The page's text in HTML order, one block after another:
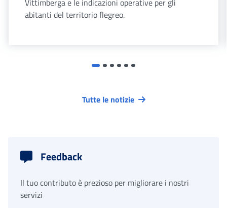
Vittimberga e le indicazioni operative per gli
abitanti del territorio flegreo.
Tutte le notizie
Feedback
Il tuo contributo è prezioso per migliorare i nostri
servizi